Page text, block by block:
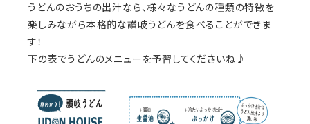
うどんのおうちの出汁なら、様々なうどんの種類の特徴を
楽しみながら本格的な讃岐うどんを食べることができま
す！
下の表でうどんのメニューを予習してくださいね♪